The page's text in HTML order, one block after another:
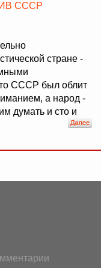
СССР
стране -
СССР был облит
а народ -
думать и сто и